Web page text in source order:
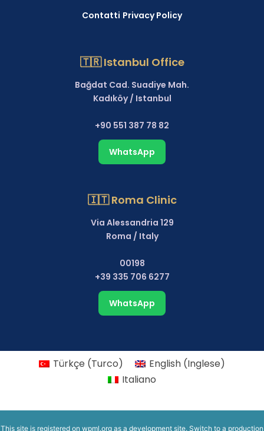
Contatti Privacy Policy
🇹🇷 Istanbul Office
Bağdat Cad. Suadiye Mah.
Kadıköy / Istanbul
+90 551 387 78 82
WhatsApp
🇮🇹 Roma Clinic
Via Alessandria 129
Roma / Italy
00198
+39 335 706 6277
WhatsApp
Türkçe (Turco) English (Inglese)
Italiano
This site is registered on wpml.org as a development site. Switch to a production